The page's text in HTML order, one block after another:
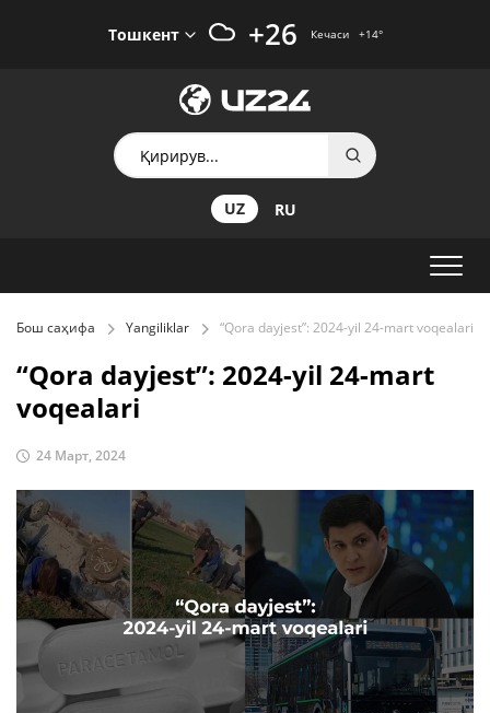
Тошкент +26 Кечаси +14°
UZ RU
Бош саҳифа Yangiliklar “Qora dayjest”: 2024-yil 24-mart voqealari
“Qora dayjest”: 2024-yil 24-mart
voqealari
24 Март, 2024